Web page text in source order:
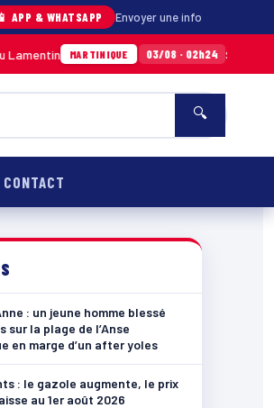
📱 APP & WHATSAPP Envoyer une info
MARTINIQUE 03/08 · 02h24 Sainte-Anne : un
🔍
CONTACT
: un jeune homme blessé
sur la plage de l’Anse
en marge d’un after yoles
: le gazole augmente, le prix
au 1er août 2026